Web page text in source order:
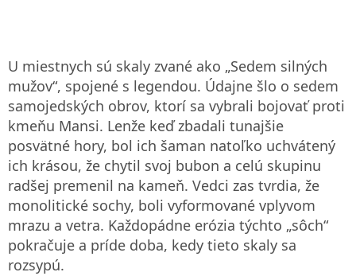
U miestnych sú skaly zvané ako „Sedem silných
mužov“, spojené s legendou. Údajne šlo o sedem
samojedských obrov, ktorí sa vybrali bojovať proti
kmeňu Mansi. Lenže keď zbadali tunajšie
posvätné hory, bol ich šaman natoľko uchvátený
ich krásou, že chytil svoj bubon a celú skupinu
radšej premenil na kameň. Vedci zas tvrdia, že
monolitické sochy, boli vyformované vplyvom
mrazu a vetra. Každopádne erózia týchto „sôch“
pokračuje a príde doba, kedy tieto skaly sa
rozsypú.